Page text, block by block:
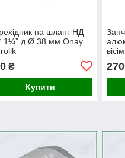
на шланг НД
1¼” д Ø 38 мм Onay
₴
Купити
270